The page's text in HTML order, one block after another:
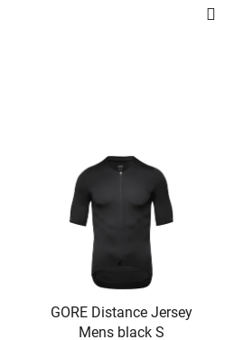
GORE Distance Jersey
Mens black S